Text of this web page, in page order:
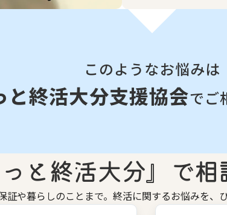
このようなお悩みは
と終活大分支援協会でご
と終活大分』 で​
証や暮らしのことまで。終活に関するお悩みを、